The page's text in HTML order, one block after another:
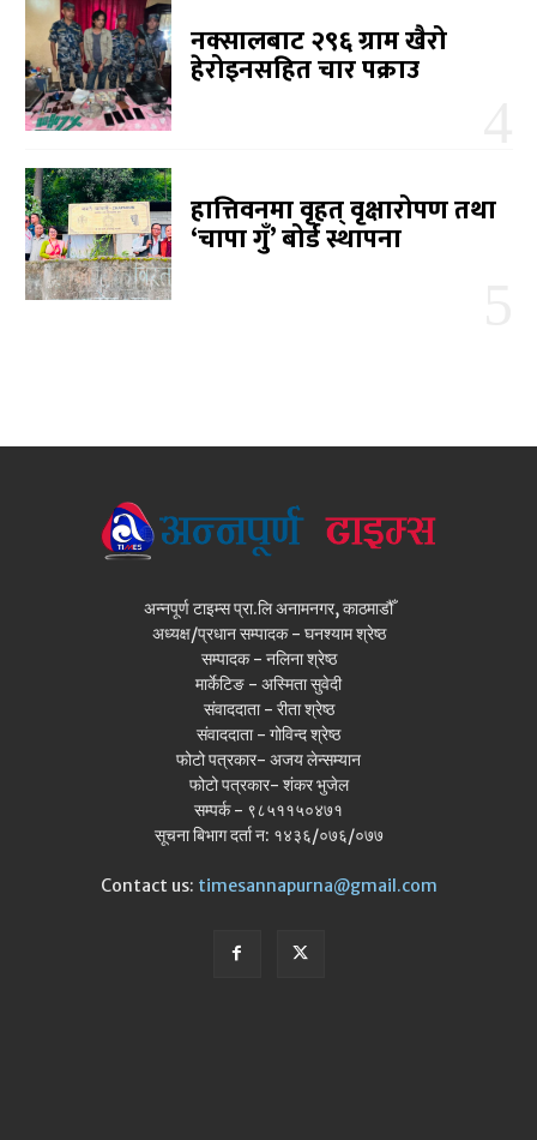
नक्सालबाट २९६ ग्राम खैरो
हेरोइनसहित चार पक्राउ
हात्तिवनमा वृहत् वृक्षारोपण तथा
‘चापा गुँ’ बोर्ड स्थापना
अन्नपूर्ण टाइम्स प्रा.लि अनामनगर, काठमाडौँ
अध्यक्ष/प्रधान सम्पादक - घनश्याम श्रेष्ठ
सम्पादक - नलिना श्रेष्ठ
मार्केटिङ - अस्मिता सुवेदी
संवाददाता - रीता श्रेष्ठ
संवाददाता - गोविन्द श्रेष्ठ
फोटो पत्रकार- अजय लेन्सम्यान
फोटो पत्रकार- शंकर भुजेल
सम्पर्क - ९८५११५०४७१
सूचना बिभाग दर्ता न: १४३६/०७६/०७७
Contact us: timesannapurna@gmail.com